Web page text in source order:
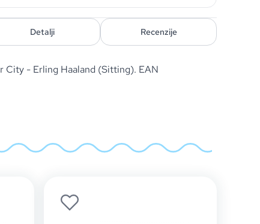
Detalji Recenzije
City - Erling Haaland (Sitting). EAN